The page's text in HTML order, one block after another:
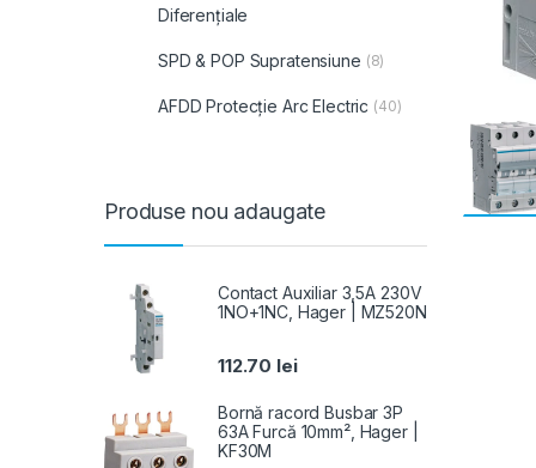
Diferențiale
SPD & POP Supratensiune (8)
AFDD Protecție Arc Electric (40)
Produse nou adaugate
Contact Auxiliar 3,5A 230V
1NO+1NC, Hager | MZ520N
112.70 lei
Bornă racord Busbar 3P
63A Furcă 10mm², Hager |
KF30M